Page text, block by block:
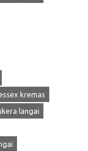
kremas
langai